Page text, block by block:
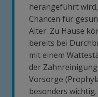
herangeführt
Chancen für
Alter. Zu Hause
bereits bei
mit einem
der
Vorsorge
besonders